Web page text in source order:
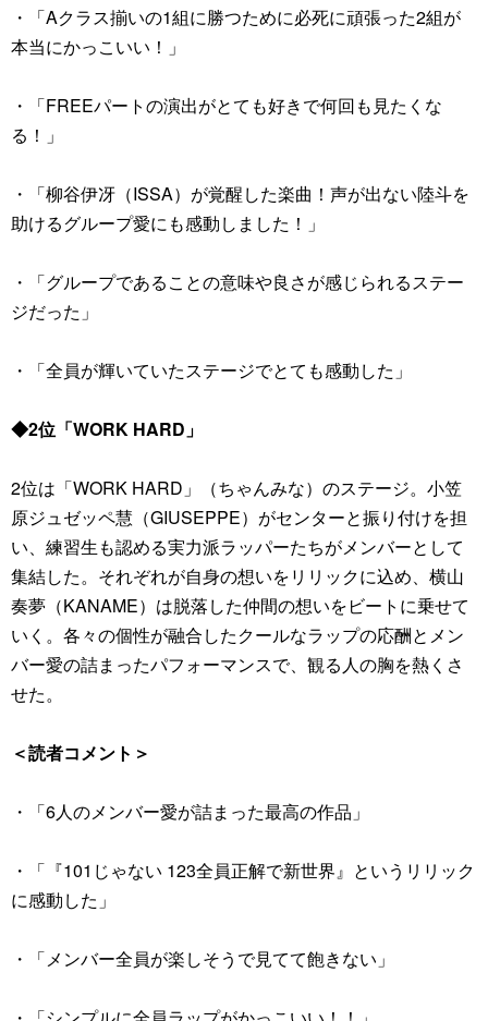
・「Aクラス揃いの1組に勝つために必死に頑張った2組が
本当にかっこいい！」
・「FREEパートの演出がとても好きで何回も見たくな
る！」
・「柳谷伊冴（ISSA）が覚醒した楽曲！声が出ない陸斗を
助けるグループ愛にも感動しました！」
・「グループであることの意味や良さが感じられるステー
ジだった」
・「全員が輝いていたステージでとても感動した」
◆2位「WORK HARD」
2位は「WORK HARD」（ちゃんみな）のステージ。小笠
原ジュゼッペ慧（GIUSEPPE）がセンターと振り付けを担
い、練習生も認める実力派ラッパーたちがメンバーとして
集結した。それぞれが自身の想いをリリックに込め、横山
奏夢（KANAME）は脱落した仲間の想いをビートに乗せて
いく。各々の個性が融合したクールなラップの応酬とメン
バー愛の詰まったパフォーマンスで、観る人の胸を熱くさ
せた。
＜読者コメント＞
・「6人のメンバー愛が詰まった最高の作品」
・「『101じゃない 123全員正解で新世界』というリリック
に感動した」
・「メンバー全員が楽しそうで見てて飽きない」